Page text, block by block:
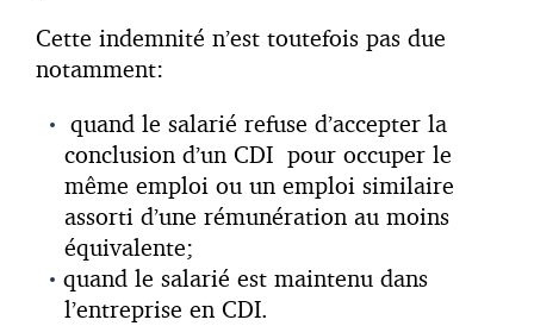
Cette indemnité n’est toutefois pas due
notamment:
quand le salarié refuse d’accepter la
conclusion d’un CDI pour occuper le
même emploi ou un emploi similaire
assorti d’une rémunération au moins
équivalente;
quand le salarié est maintenu dans
l’entreprise en CDI.